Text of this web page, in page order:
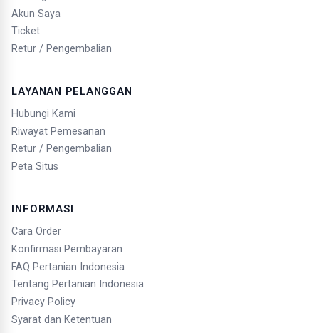
Akun Saya
Ticket
Retur / Pengembalian
LAYANAN PELANGGAN
Hubungi Kami
Riwayat Pemesanan
Retur / Pengembalian
Peta Situs
INFORMASI
Cara Order
Konfirmasi Pembayaran
FAQ Pertanian Indonesia
Tentang Pertanian Indonesia
Privacy Policy
Syarat dan Ketentuan